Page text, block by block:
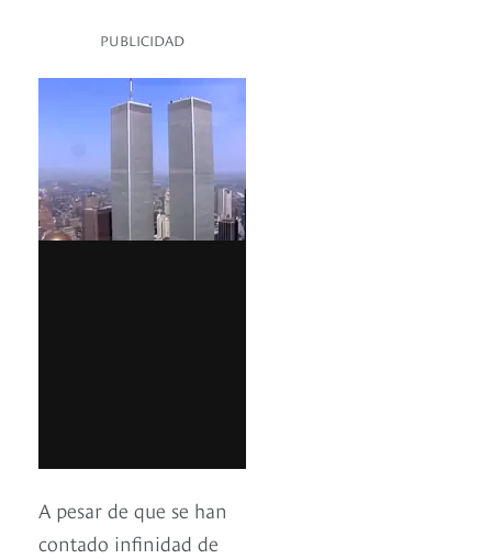
PUBLICIDAD
A pesar de que se han
contado infinidad de